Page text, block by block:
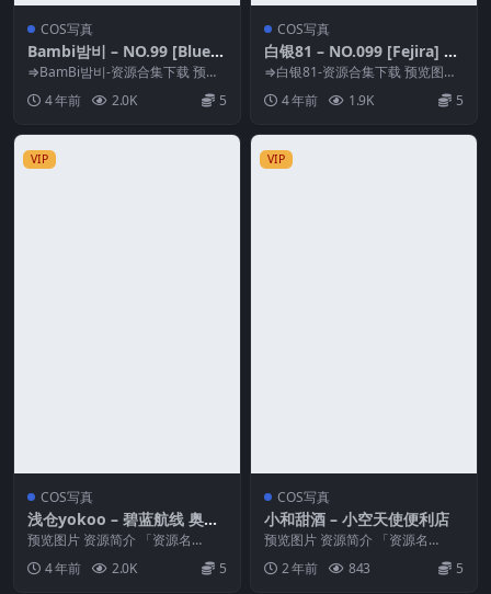
COS写真
Bambi밤비 – NO.99 [Blueca
ke] – Hancock [242P-2.97G
B]
⇒BamBi밤비-资源合集下载 预览
图片 资源简介 「资源名称」：Ba
mbi밤비...
4 年前 2.0K 5
COS写真
白银81 – NO.099 [Fejira] 白
銀silver SVR-FAN-051 [162
P-254MB]
⇒白银81-资源合集下载 预览图片
资源简介 「资源名称」：白银81 –
NO....4 年前 1.9K 5
VIP
COS写真
浅仓yokoo – 碧蓝航线 奥古
斯特 女仆 (August – Azur L
ane) [30P-292MB]
预览图片 资源简介 「资源名
称」：浅仓yokoo – 碧蓝航线 奥古
斯特 女仆 ...
4 年前 2.0K 5
VIP
COS写真
小和甜酒 – 小空天使便利店
预览图片 资源简介 「资源名
称」：小和甜酒 – 小空天使便利店
[115P1V-...
2 年前 843 5